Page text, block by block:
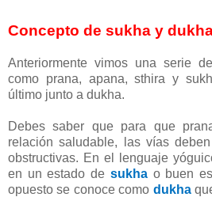
Concepto de sukha y
Anteriormente vimos una serie
como prana, apana, sthira y
último junto a dukha.
Debes saber que para que
relación saludable, las vías
obstructivas. En el lenguaje
en un estado de sukhao buen
opuesto se conoce como dukha